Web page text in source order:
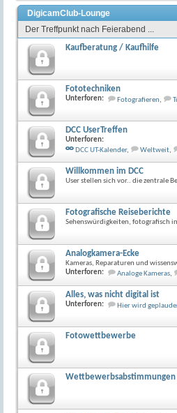
DigicamClub-Lounge
Der Treffpunkt nach Feierabend ...
Kaufberatung / Kaufhilfe
Fototechniken
Unterforen: Fotografieren,
DCC UserTreffen
Unterforen:
DCC UT-Kalender, Weltweit,
Willkommen im DCC
User stellen sich vor.. die zentrale
Fotografische Reiseberichte
Sehenswürdigkeiten, fotografisch
Analogkamera-Ecke
Kameras, Reparaturen und
Unterforen:
Analoge Kameras,
Alles, was nicht digital ist
Unterforen: Hier wird
Fotowettbewerbe
Wettbewerbsabstimmungen